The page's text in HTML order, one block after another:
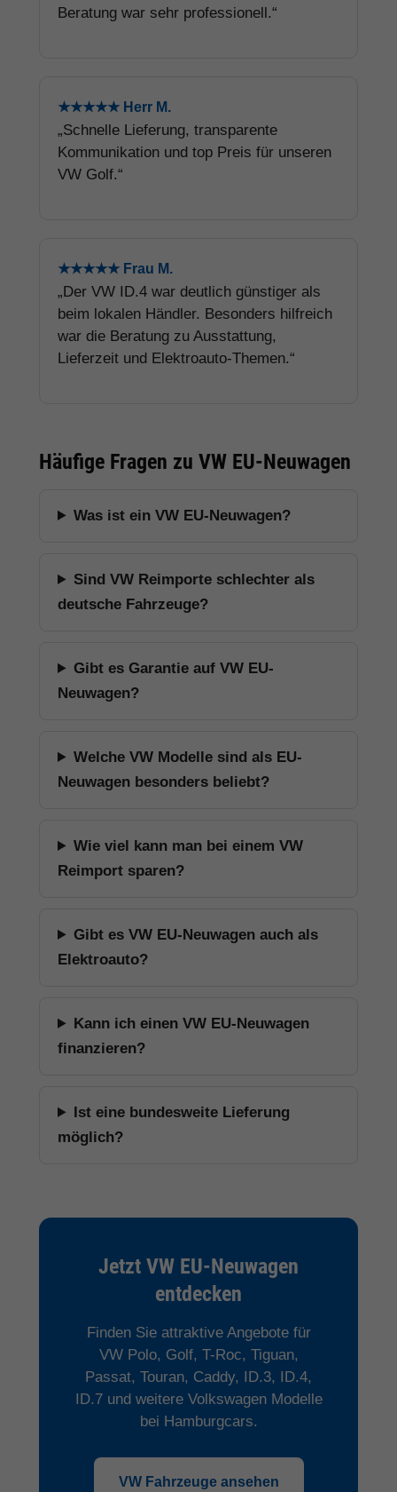
Beratung war sehr professionell.“
★★★★★ Herr M.
„Schnelle Lieferung, transparente
Kommunikation und top Preis für unseren
VW Golf.“
★★★★★ Frau M.
„Der VW ID.4 war deutlich günstiger als
beim lokalen Händler. Besonders hilfreich
war die Beratung zu Ausstattung,
Lieferzeit und Elektroauto-Themen.“
Häufige Fragen zu VW EU-Neuwagen
Was ist ein VW EU-Neuwagen?
Sind VW Reimporte schlechter als
deutsche Fahrzeuge?
Gibt es Garantie auf VW EU-
Neuwagen?
Welche VW Modelle sind als EU-
Neuwagen besonders beliebt?
Wie viel kann man bei einem VW
Reimport sparen?
Gibt es VW EU-Neuwagen auch als
Elektroauto?
Kann ich einen VW EU-Neuwagen
finanzieren?
Ist eine bundesweite Lieferung
möglich?
Jetzt VW EU-Neuwagen
entdecken
Finden Sie attraktive Angebote für
VW Polo, Golf, T-Roc, Tiguan,
Passat, Touran, Caddy, ID.3, ID.4,
ID.7 und weitere Volkswagen Modelle
bei Hamburgcars.
VW Fahrzeuge ansehen